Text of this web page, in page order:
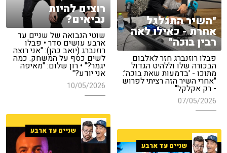
רוצים להיות
נביאים?
שוטי הנבואה של שניים עד
ארבע עושים סדר • פבלו
רוזנברג (יואב כהן): "אני רוצה
לשים כסף על המשחק. כמה
יגמר?" • רון שלום: "מאיפה
אני יודע?"
10/05/2026
"השיר התגלגל
אחרת - כאילו לאה
רבין בוכה"
פבלו רוזנברג חזר לאלבום
הבכורה שלו וללהיט הגדול
מתוכו - 'בדמעות שאת בוכה':
"אחרי השיר הזה רציתי לפרוש
- רק אקלקל"
07/05/2026
שניים עד ארבע
שניים עד ארבע